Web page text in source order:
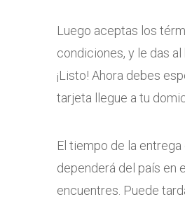
Luego aceptas los
condiciones, y le das al
¡Listo! Ahora debes
tarjeta llegue a tu
El tiempo de la
dependerá del país en
encuentres. Puede